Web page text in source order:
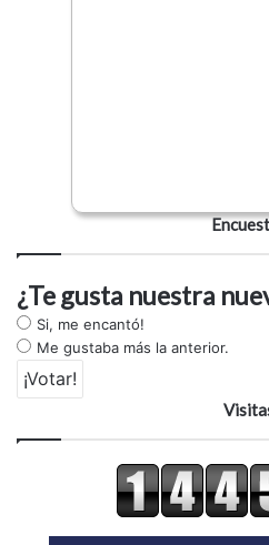
¿Te gusta nuestra
Si, me encantó!
Me gustaba más la anterior.